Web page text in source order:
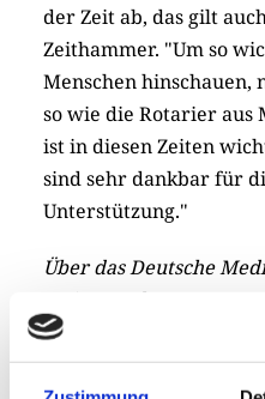
der Zeit ab, das gilt
Zeithammer. "Um so
Menschen hinschauen,
so wie die Rotarier aus
ist in diesen Zeiten
sind sehr dankbar für
Unterstützung."
Über das Deutsche
action medeor e.V.:
Action medeor setzt